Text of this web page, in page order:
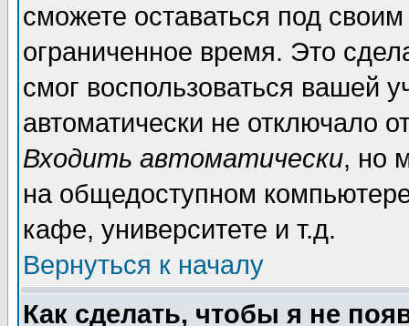
сможете оставаться под
ограниченное время. Это
смог воспользоваться вашей
автоматически не отключало
Входить автоматически, но
на общедоступном
кафе, университете и т.д.
Вернуться к началу
Как сделать, чтобы я не